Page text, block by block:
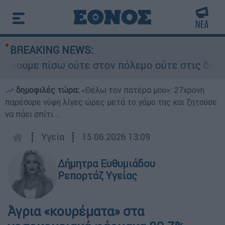
BREAKING NEWS:
πίσω ούτε στον πόλεμο ούτε στις
δημοφιλές τώρα: «Θέλω τον πατέρα μου»: 27χρονη
παρέσυρε νύφη λίγες ώρες μετά το γάμο της και ζητούσε
να πάει σπίτι...
┋ Υγεία ┋ 15.06.2026 13:09
Δήμητρα Ευθυμιάδου
Ρεπορτάζ Υγείας
Άγρια «κουρέματα» στα